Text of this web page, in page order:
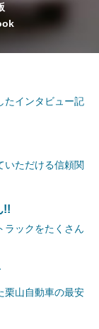
たインタビュー記
いただける信頼関
!!
ラックをたくさん
栗山自動車の最安